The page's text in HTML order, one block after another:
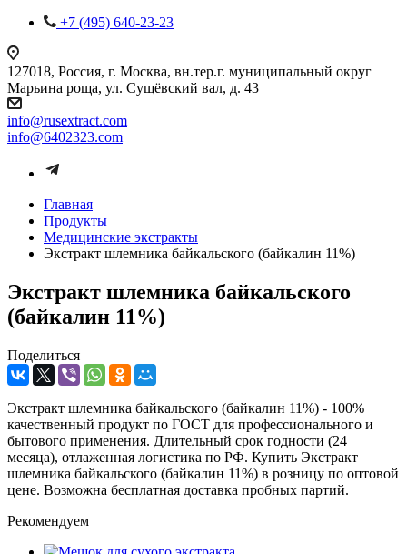
+7 (495) 640-23-23
127018, Россия, г. Москва, вн.тер.г. муниципальный округ
Марьина роща, ул. Сущёвский вал, д. 43
info@rusextract.com
info@6402323.com
Главная
Продукты
Медицинские экстракты
Экстракт шлемника байкальского (байкалин 11%)
Экстракт шлемника байкальского
(байкалин 11%)
Поделиться
Экстракт шлемника байкальского (байкалин 11%) - 100%
качественный продукт по ГОСТ для профессионального и
бытового применения. Длительный срок годности (24
месяца), отлаженная логистика по РФ. Купить Экстракт
шлемника байкальского (байкалин 11%) в розницу по оптовой
цене. Возможна бесплатная доставка пробных партий.
Рекомендуем